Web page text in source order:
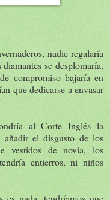
nadie regalaría
se desplomaría,
compromiso bajaría en
que dedicarse a envasar
al Corte Inglés la
añadir el disgusto de los
vestidos de novia, los
entierros, ni niños